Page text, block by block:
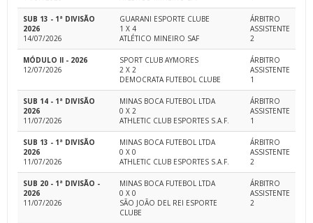
SUB 13 - 1ª DIVISÃO
2026
14/07/2026
GUARANI ESPORTE CLUBE
1 X 4
ATLÉTICO MINEIRO SAF
ÁRBITRO
ASSISTENTE
2
MÓDULO II - 2026
12/07/2026
SPORT CLUB AYMORES
2 X 2
DEMOCRATA FUTEBOL CLUBE
ÁRBITRO
ASSISTENTE
1
SUB 14 - 1ª DIVISÃO
2026
11/07/2026
MINAS BOCA FUTEBOL LTDA
0 X 2
ATHLETIC CLUB ESPORTES S.A.F.
ÁRBITRO
ASSISTENTE
1
SUB 13 - 1ª DIVISÃO
2026
11/07/2026
MINAS BOCA FUTEBOL LTDA
0 X 0
ATHLETIC CLUB ESPORTES S.A.F.
ÁRBITRO
ASSISTENTE
2
SUB 20 - 1ª DIVISÃO -
2026
11/07/2026
MINAS BOCA FUTEBOL LTDA
0 X 0
SÃO JOÃO DEL REI ESPORTE
CLUBE
ÁRBITRO
ASSISTENTE
2